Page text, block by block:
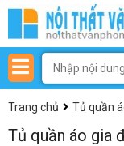
Trang chủ Tủ quần
Tủ quần áo gia